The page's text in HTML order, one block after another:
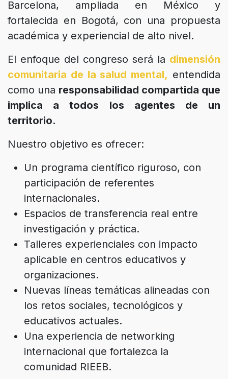
Barcelona, ampliada en México y
fortalecida en Bogotá, con una propuesta
académica y experiencial de alto nivel.
El enfoque del congreso será la dimensión
comunitaria de la salud mental, entendida
como una responsabilidad compartida que
implica a todos los agentes de un
territorio.
Nuestro objetivo es ofrecer:
Un programa científico riguroso, con
participación de referentes
internacionales.
Espacios de transferencia real entre
investigación y práctica.
Talleres experienciales con impacto
aplicable en centros educativos y
organizaciones.
Nuevas líneas temáticas alineadas con
los retos sociales, tecnológicos y
educativos actuales.
Una experiencia de networking
internacional que fortalezca la
comunidad RIEEB.